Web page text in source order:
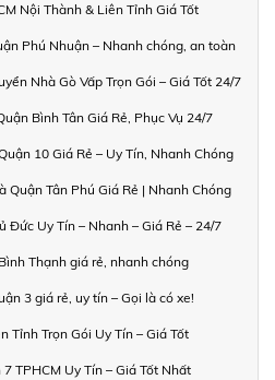
Nội Thành & Liên Tỉnh Giá Tốt
Phú Nhuận – Nhanh chóng, an toàn
Nhà Gò Vấp Trọn Gói – Giá Tốt 24/7
Bình Tân Giá Rẻ, Phục Vụ 24/7
10 Giá Rẻ – Uy Tín, Nhanh Chóng
Quận Tân Phú Giá Rẻ | Nhanh Chóng
Đức Uy Tín – Nhanh – Giá Rẻ – 24/7
Thạnh giá rẻ, nhanh chóng
3 giá rẻ, uy tín – Gọi là có xe!
Tỉnh Trọn Gói Uy Tín – Giá Tốt
TPHCM Uy Tín – Giá Tốt Nhất